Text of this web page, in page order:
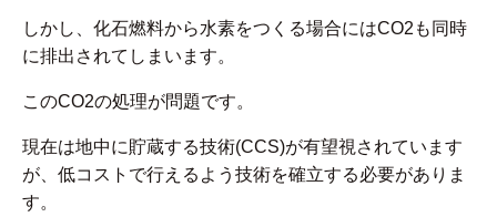
しかし、化石燃料から水素をつくる場合にはCO2 も同時
に排出されてしまいます。
このCO2の処理が問題です。
現在は地中に貯蔵する技術(CCS)が有望視されています
が、低コストで行えるよう技術を確立する必要がありま
す。